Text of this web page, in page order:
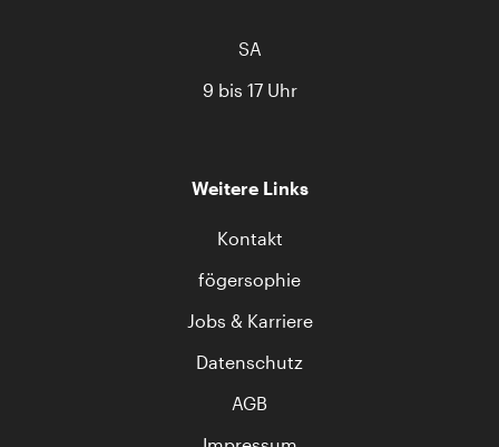
SA
9 bis 17 Uhr
Weitere Links
Kontakt
fögersophie
Jobs & Karriere
Datenschutz
AGB